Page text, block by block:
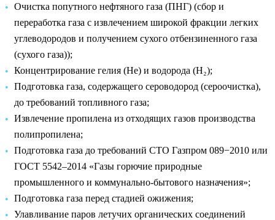
Очистка попутного нефтяного газа (ПНГ) (сбор и
переработка газа с извлечением широкой фракции легких
углеводородов и получением сухого отбензиненного газа
(сухого газа));
Концентрирование гелия (He) и водорода (H₂);
Подготовка газа, содержащего сероводород (сероочистка),
до требований топливного газа;
Извлечение пропилена из отходящих газов производства
полипропилена;
Подготовка газа до требований СТО Газпром 089−2010 или
ГОСТ 5542–2014 «Газы горючие природные
промышленного и коммунально-бытового назначения»;
Подготовка газа перед стадией ожижения;
Улавливание паров летучих органических соединений